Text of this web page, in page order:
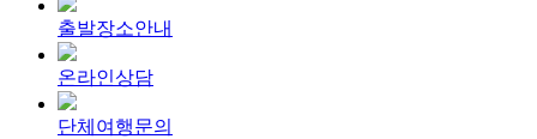
출발장소안내
온라인상담
단체여행문의